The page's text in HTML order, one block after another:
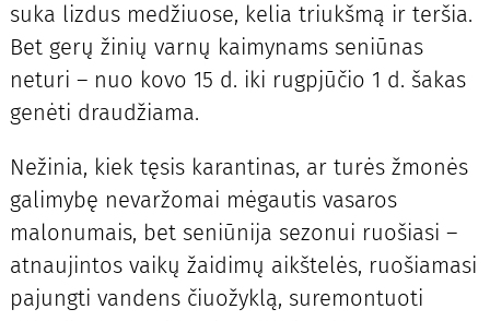
suka lizdus medžiuo­se, kelia triukšmą ir teršia.
Bet gerų žinių varnų kaimynams seniūnas
neturi – nuo kovo 15 d. iki rugpjūčio 1 d. šakas
genėti draudžiama.
Nežinia, kiek tęsis karantinas, ar turės žmonės
galimybę nevaržomai mėgautis vasaros
malonumais, bet seniūnija sezonui ruošiasi –
atnaujintos vaikų žaidimų aikštelės, ruošiamasi
pajungti vandens čiuožyklą, suremontuoti